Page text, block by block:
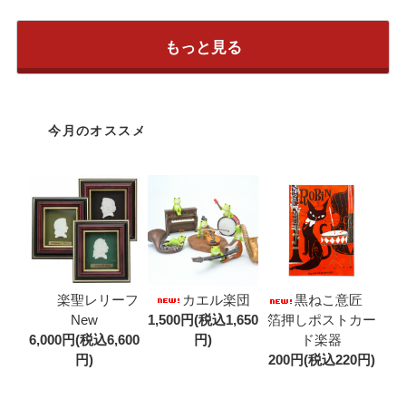
もっと見る
今月のオススメ
楽聖レリーフ
New
6,000円(税込6,600
円)
カエル楽団
1,500円(税込1,650
円)
黒ねこ意匠
箔押しポストカー
ド楽器
200円(税込220円)